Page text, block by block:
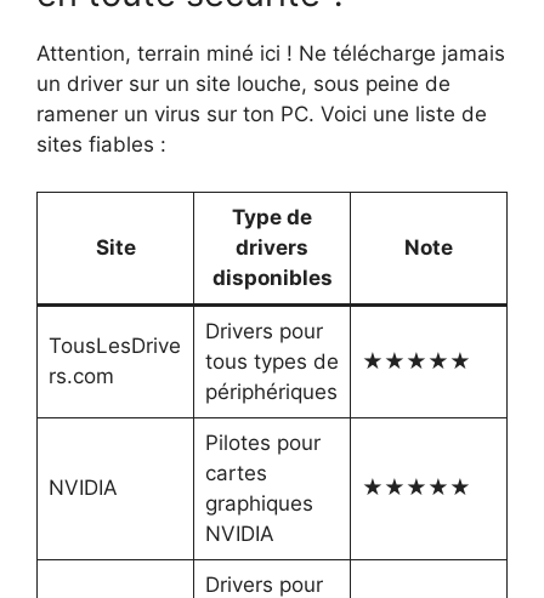
Attention, terrain miné ici ! Ne télécharge jamais
un driver sur un site louche, sous peine de
ramener un virus sur ton PC. Voici une liste de
sites fiables :
Site
Type de
drivers
disponibles
Note
TousLesDrive
rs.com
Drivers pour
tous types de
périphériques
★★★★★
NVIDIA
Pilotes pour
cartes
graphiques
NVIDIA
★★★★★
Drivers pour